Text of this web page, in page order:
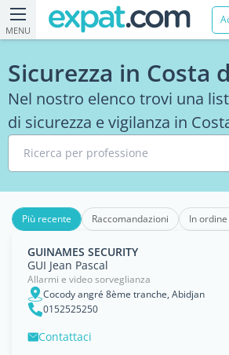
MENU
Sicurezza in Costa
Nel nostro elenco trovi una
di sicurezza e vigilanza in
Ricerca per professione
Più recente Raccomandazioni In
GUINAMES SECURITY
GUI Jean Pascal
Allarmi e video sorveglianza
Cocody angré 8ème tranche, Abidjan
0152525250
Contattaci